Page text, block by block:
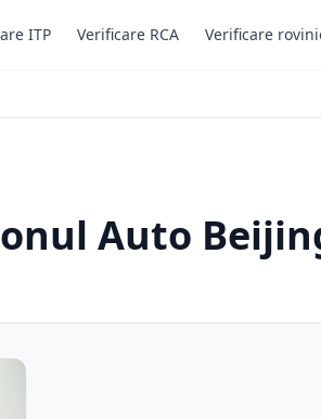
ITP Verificare RCA Verificare
Auto